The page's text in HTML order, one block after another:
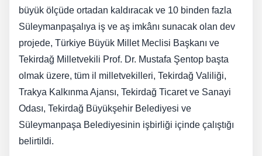
büyük ölçüde ortadan kaldıracak ve 10 binden fazla
Süleymanpaşalıya iş ve aş imkânı sunacak olan dev
projede, Türkiye Büyük Millet Meclisi Başkanı ve
Tekirdağ Milletvekili Prof. Dr. Mustafa Şentop başta
olmak üzere, tüm il milletvekilleri, Tekirdağ Valiliği,
Trakya Kalkınma Ajansı, Tekirdağ Ticaret ve Sanayi
Odası, Tekirdağ Büyükşehir Belediyesi ve
Süleymanpaşa Belediyesinin işbirliği içinde çalıştığı
belirtildi.